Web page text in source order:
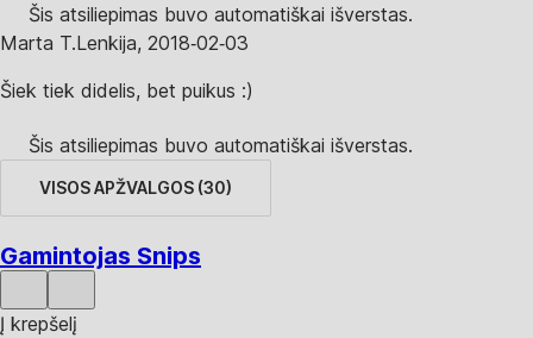
Šis atsiliepimas buvo automatiškai išverstas.
Marta T.Lenkija, 2018‑02‑03
Šiek tiek didelis, bet puikus :)
Šis atsiliepimas buvo automatiškai išverstas.
VISOS APŽVALGOS (30)
Gamintojas Snips
Į krepšelį